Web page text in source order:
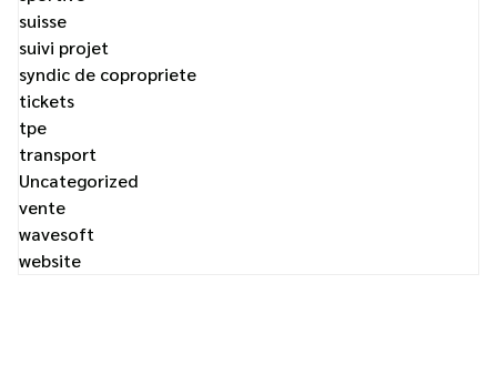
suisse
suivi projet
syndic de copropriete
tickets
tpe
transport
Uncategorized
vente
wavesoft
website